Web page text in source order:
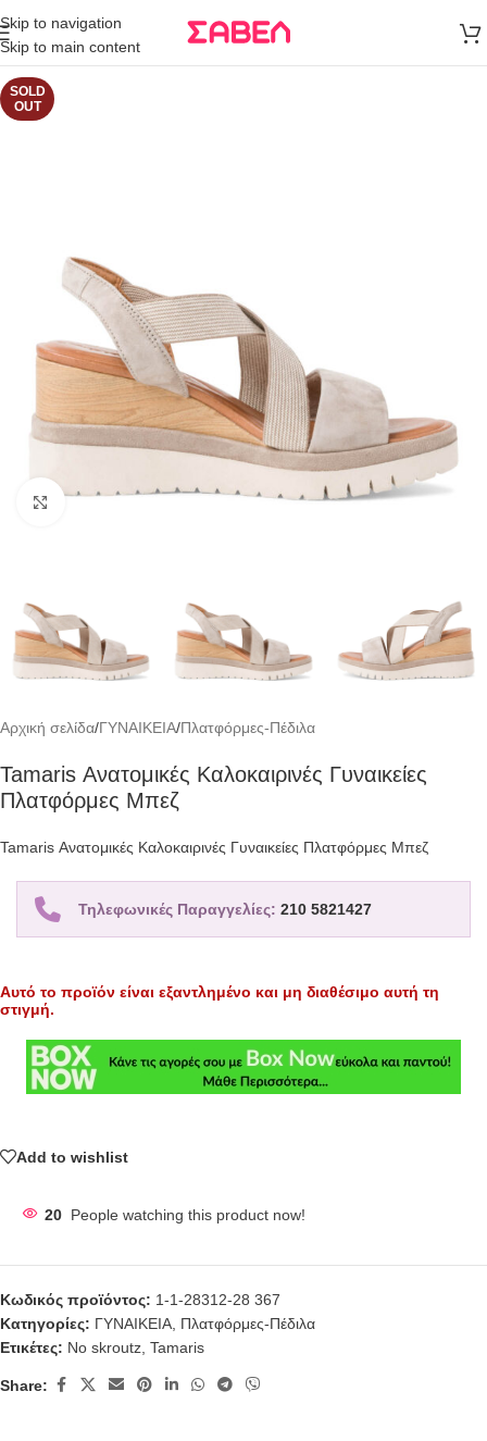
Skip to navigation
Skip to main content
άνω των 80€
Παραγγελία
SOLD
OUT
Click to enlarge
Αρχική σελίδα/ΓΥΝΑΙΚΕΙΑ/Πλατφόρμες-Πέδιλα
Tamaris Ανατομικές Καλοκαιρινές Γυναικείες
Πλατφόρμες Μπεζ
Tamaris Ανατομικές Καλοκαιρινές Γυναικείες Πλατφόρμες Μπεζ
Τηλεφωνικές Παραγγελίες: 210 5821427
Αυτό το προϊόν είναι εξαντλημένο και μη διαθέσιμο αυτή τη
στιγμή.
Add to wishlist
20 People watching this product now!
Κωδικός προϊόντος: 1-1-28312-28 367
Κατηγορίες: ΓΥΝΑΙΚΕΙΑ Πλατφόρμες-Πέδιλα
Ετικέτες: No skroutz Tamaris
Share: